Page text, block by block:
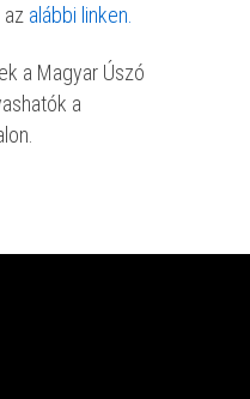
alábbi linken.
a Magyar Úszó
a